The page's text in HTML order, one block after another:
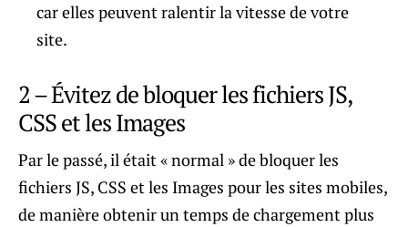
car elles peuvent ralentir la vitesse de votre
site.
2 – Évitez de bloquer les fichiers JS,
CSS et les Images
Par le passé, il était « normal » de bloquer les
fichiers JS, CSS et les Images pour les sites mobiles,
de manière obtenir un temps de chargement plus